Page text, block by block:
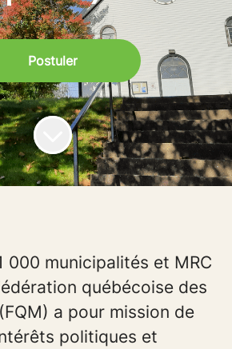
Postuler
000 municipalités et MRC
québécoise des
a pour mission de
politiques et